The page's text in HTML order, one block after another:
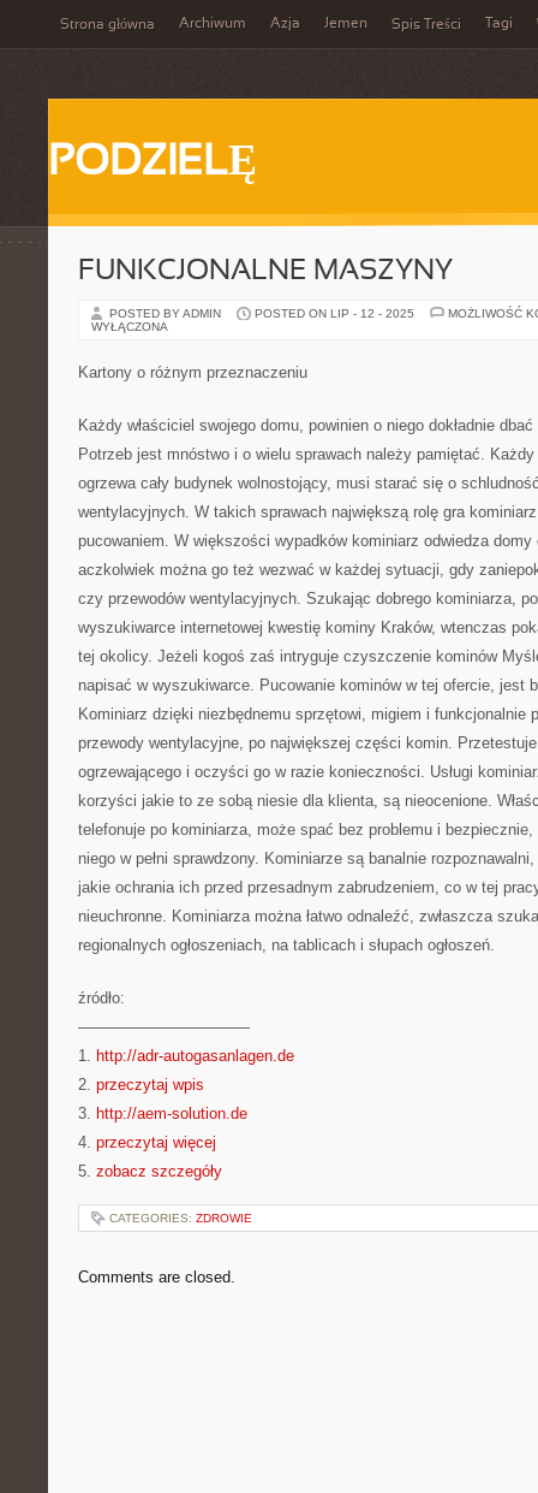
Strona główna Archiwum Azja Jemen Spis Treści Tagi
PODZIELĘ
FUNKCJONALNE MASZYNY
POSTED BY ADMIN POSTED ON LIP - 12 - 2025
MOŻLIWOŚĆ
WYŁĄCZONA
Kartony o różnym przeznaczeniu
Każdy właściciel swojego domu, powinien o niego dokładnie
Potrzeb jest mnóstwo i o wielu sprawach należy pamiętać.
ogrzewa cały budynek wolnostojący, musi starać się o
wentylacyjnych. W takich sprawach największą rolę gra
pucowaniem. W większości wypadków kominiarz odwiedza
aczkolwiek można go też wezwać w każdej sytuacji, gdy
czy przewodów wentylacyjnych. Szukając dobrego kominiarza,
wyszukiwarce internetowej kwestię kominy Kraków, wtenczas
tej okolicy. Jeżeli kogoś zaś intryguje czyszczenie kominów
napisać w wyszukiwarce. Pucowanie kominów w tej ofercie, jest
Kominiarz dzięki niezbędnemu sprzętowi, migiem i funkcjonalnie
przewody wentylacyjne, po największej części komin.
ogrzewającego i oczyści go w razie konieczności. Usługi
korzyści jakie to ze sobą niesie dla klienta, są nieocenione.
telefonuje po kominiarza, może spać bez problemu i
niego w pełni sprawdzony. Kominiarze są banalnie
jakie ochrania ich przed przesadnym zabrudzeniem, co w tej
nieuchronne. Kominiarza można łatwo odnaleźć, zwłaszcza
regionalnych ogłoszeniach, na tablicach i słupach ogłoszeń.
źródło:
———————————
1. http://adr-autogasanlagen.de
2. przeczytaj wpis
3. http://aem-solution.de
4. przeczytaj więcej
5. zobacz szczegóły
CATEGORIES: ZDROWIE
Comments are closed.